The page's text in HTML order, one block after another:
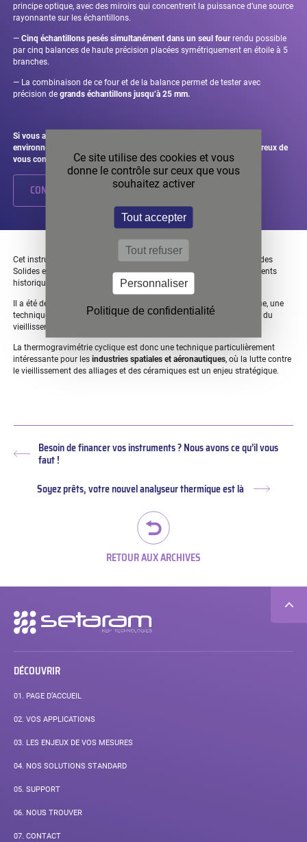
principe optique, avec des miroirs qui concentrent la puissance d’une source
rayonnante sur les échantillons.
—Cinq échantillonspesés simultanément dans un seul fourrendu possible
par cinq balances de haute précision placées symétriquementen étoile à 5
branches.
— La combinaison de ce four et de la balance permet de tester avec
précision degrands échantillons jusqu’à25mm.
Si vous avez besoin d’une instrumentation personnalisée dans un
environnement spécifique, veuillez nous contacter. Nous serons heureux de
vous conseiller et de développer une solution pour vos besoins
CONTACTEZ SPÉCIALISTESETARAM
Cet instrument est situé dans le département«Chimie et Physique des
Solides et des Surfaces
de « l’Institut JeanLamour»
, l’un de nos clients
historiques.
Il a été développé spécifiquement pour la thermogravimétrie cyclique, une
technique de pointedestinée àl’étude de la dynamique d’oxydation ,du
vieillissement d’alliages et de céramiques hautes performances.
La thermogravimétrie cyclique est donc une technique particulièrement
intéressante pour lesindustries spatiales et aéronautiques, où la lutte contre
le vieillissement des alliages et des céramiques estun enjeustratégique.
Article
Besoin de financer vos instruments ? Nous avons ce qu’il vous
faut !
Article
Soyez prêts, votre nouvel analyseur thermique est là
RETOUR AUX ARCHIVES
Navigation
secondaire
DÉCOUVRIR
01. PAGE D’ACCUEIL
02. VOS APPLICATIONS
03. LES ENJEUX DE VOS MESURES
04. NOS SOLUTIONS STANDARD
05. SUPPORT
06. NOUS TROUVER
07. CONTACT
Ce site utilise des cookies et vous
donne le contrôle sur ceux que vous
souhaitez activer
Tout accepter
Tout refuser
Personnaliser
Politique de confidentialité